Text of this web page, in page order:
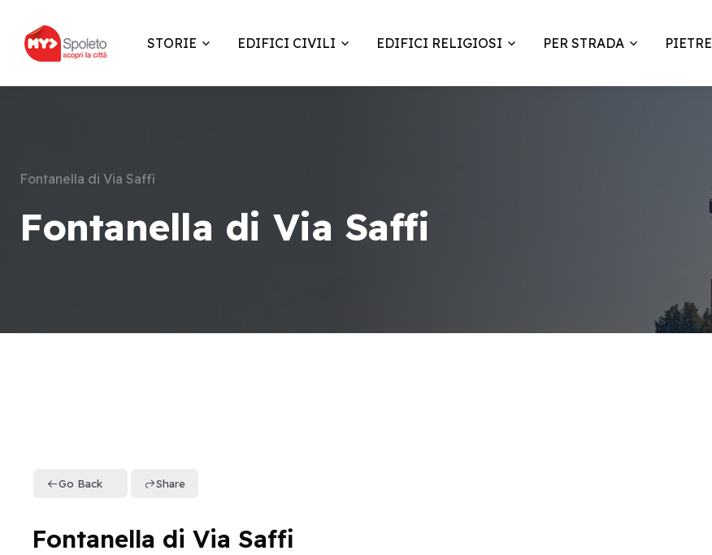
STORIE EDIFICI CIVILI EDIFICI RELIGIOSI PER STRADA PIETRE
Fontanella di Via Saffi
Fontanella di Via Saffi
Go Back Share
Fontanella di Via Saffi